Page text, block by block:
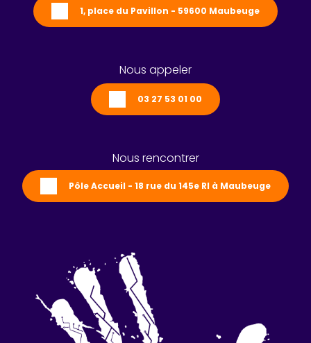
1, place du Pavillon - 59600 Maubeuge
Nous appeler
03 27 53 01 00
Nous rencontrer
Pôle Accueil - 18 rue du 145e RI à Maubeuge